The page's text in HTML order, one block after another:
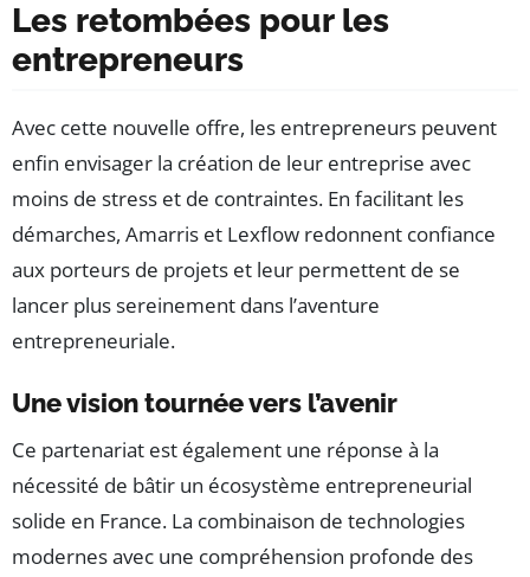
Les retombées pour les
entrepreneurs
Avec cette nouvelle offre, les entrepreneurs peuvent
enfin envisager la création de leur entreprise avec
moins de stress et de contraintes. En facilitant les
démarches, Amarris et Lexflow redonnent confiance
aux porteurs de projets et leur permettent de se
lancer plus sereinement dans l’aventure
entrepreneuriale.
Une vision tournée vers l’avenir
Ce partenariat est également une réponse à la
nécessité de bâtir un écosystème entrepreneurial
solide en France. La combinaison de technologies
modernes avec une compréhension profonde des